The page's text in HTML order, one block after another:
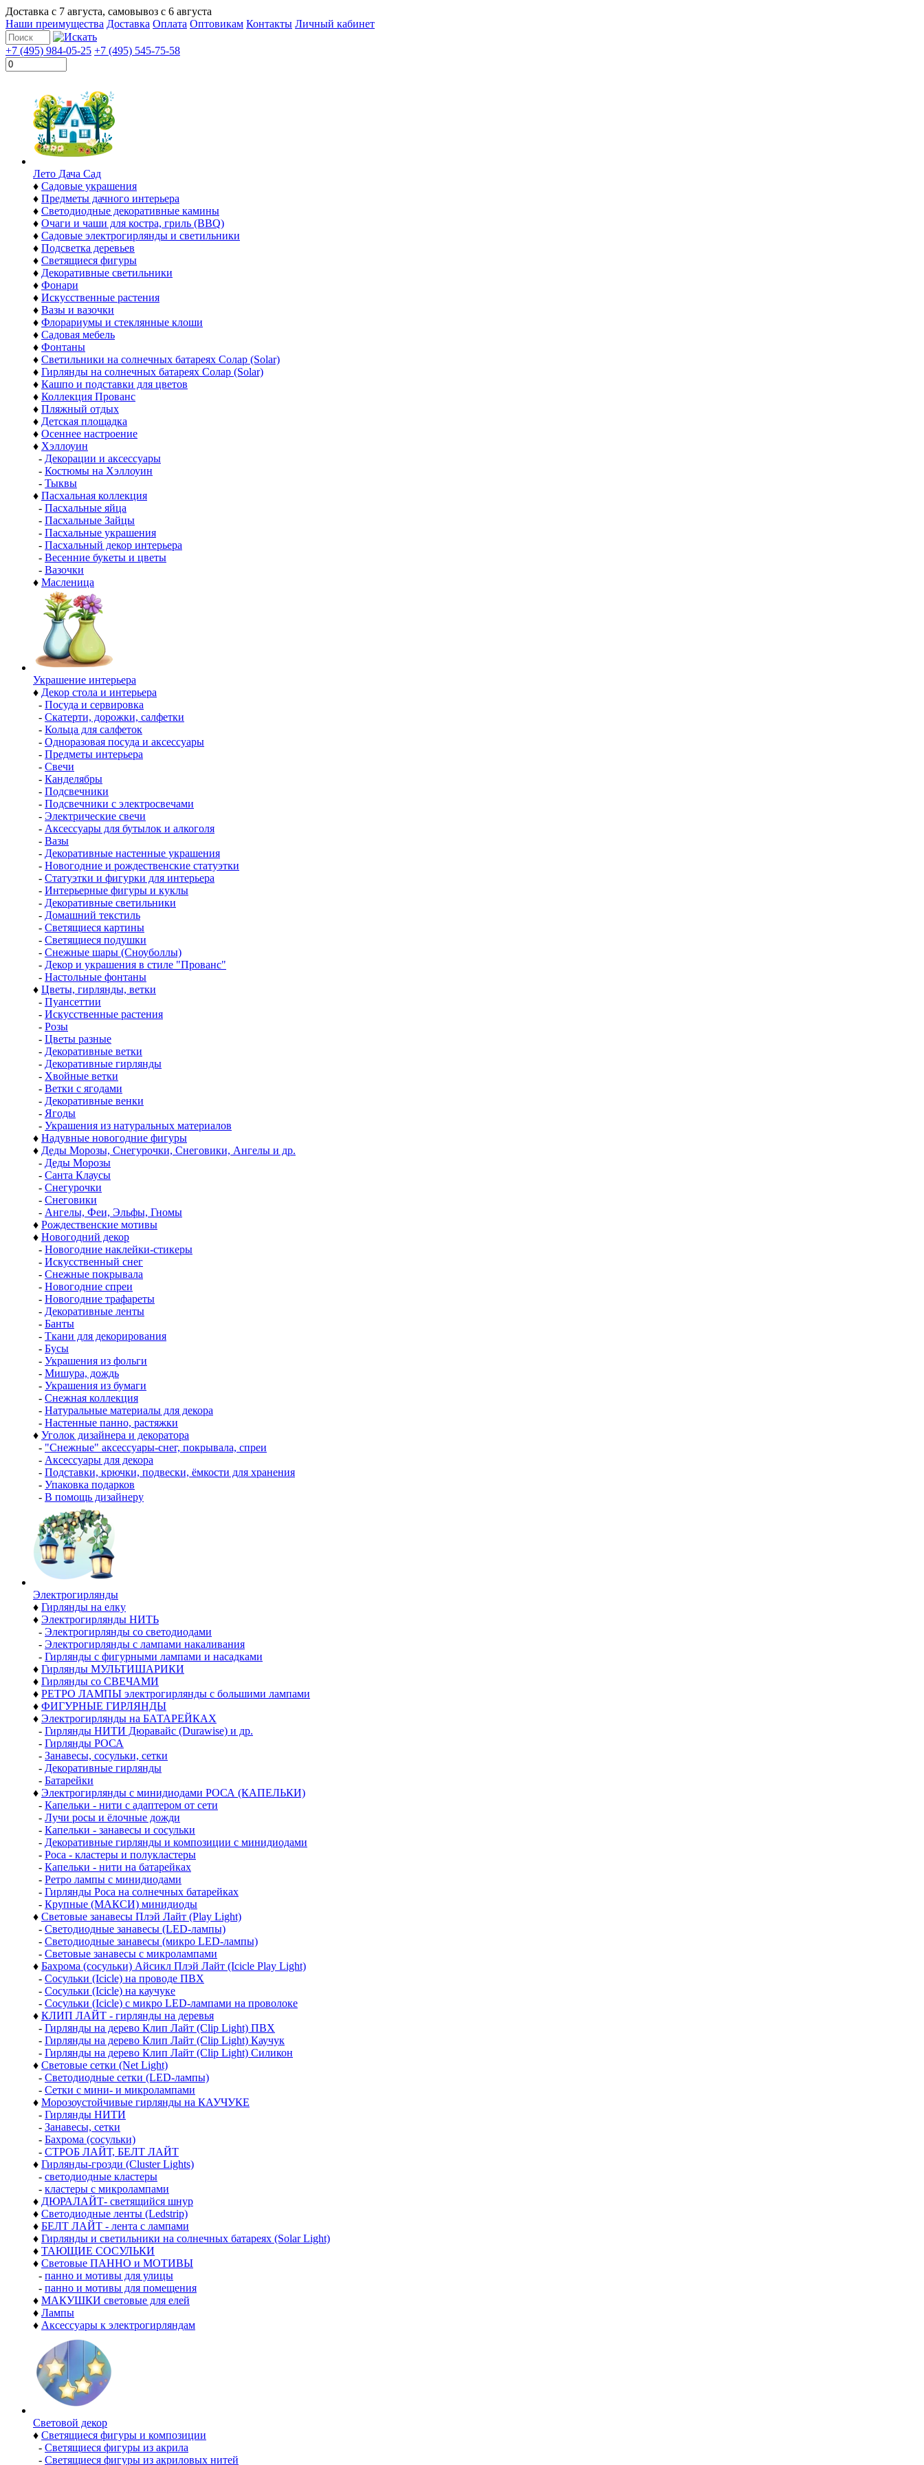
Доставка с 7 августа, самовывоз с 6 августа
Наши преимущества Доставка Оплата Оптовикам Контакты Личный кабинет
+7 (495) 984-05-25 +7 (495) 545-75-58
Лето Дача Сад
♦ Садовые украшения
♦ Предметы дачного интерьера
♦ Светодиодные декоративные камины
♦ Очаги и чаши для костра, гриль (BBQ)
♦ Садовые электрогирлянды и светильники
♦ Подсветка деревьев
♦ Светящиеся фигуры
♦ Декоративные светильники
♦ Фонари
♦ Искусственные растения
♦ Вазы и вазочки
♦ Флорариумы и стеклянные клоши
♦ Садовая мебель
♦ Фонтаны
♦ Светильники на солнечных батареях Солар (Solar)
♦ Гирлянды на солнечных батареях Солар (Solar)
♦ Кашпо и подставки для цветов
♦ Коллекция Прованс
♦ Пляжный отдых
♦ Детская площадка
♦ Осеннее настроение
♦ Хэллоуин
- Декорации и аксессуары
- Костюмы на Хэллоуин
- Тыквы
♦ Пасхальная коллекция
- Пасхальные яйца
- Пасхальные Зайцы
- Пасхальные украшения
- Пасхальный декор интерьера
- Весенние букеты и цветы
- Вазочки
♦ Масленица
Украшение интерьера
♦ Декор стола и интерьера
- Посуда и сервировка
- Скатерти, дорожки, салфетки
- Кольца для салфеток
- Одноразовая посуда и аксессуары
- Предметы интерьера
- Свечи
- Канделябры
- Подсвечники
- Подсвечники с электросвечами
- Электрические свечи
- Аксессуары для бутылок и алкоголя
- Вазы
- Декоративные настенные украшения
- Новогодние и рождественские статуэтки
- Статуэтки и фигурки для интерьера
- Интерьерные фигуры и куклы
- Декоративные светильники
- Домашний текстиль
- Светящиеся картины
- Светящиеся подушки
- Снежные шары (Сноуболлы)
- Декор и украшения в стиле "Прованс"
- Настольные фонтаны
♦ Цветы, гирлянды, ветки
- Пуансеттии
- Искусственные растения
- Розы
- Цветы разные
- Декоративные ветки
- Декоративные гирлянды
- Хвойные ветки
- Ветки с ягодами
- Декоративные венки
- Ягоды
- Украшения из натуральных материалов
♦ Надувные новогодние фигуры
♦ Деды Морозы, Снегурочки, Снеговики, Ангелы и др.
- Деды Морозы
- Санта Клаусы
- Снегурочки
- Снеговики
- Ангелы, Феи, Эльфы, Гномы
♦ Рождественские мотивы
♦ Новогодний декор
- Новогодние наклейки-стикеры
- Искусственный снег
- Снежные покрывала
- Новогодние спреи
- Новогодние трафареты
- Декоративные ленты
- Банты
- Ткани для декорирования
- Бусы
- Украшения из фольги
- Мишура, дождь
- Украшения из бумаги
- Снежная коллекция
- Натуральные материалы для декора
- Настенные панно, растяжки
♦ Уголок дизайнера и декоратора
- "Снежные" аксессуары-снег, покрывала, спреи
- Аксессуары для декора
- Подставки, крючки, подвески, ёмкости для хранения
- Упаковка подарков
- В помощь дизайнеру
Электро­гирлянды
♦ Гирлянды на елку
♦ Электрогирлянды НИТЬ
- Электрогирлянды со светодиодами
- Электрогирлянды с лампами накаливания
- Гирлянды с фигурными лампами и насадками
♦ Гирлянды МУЛЬТИШАРИКИ
♦ Гирлянды со СВЕЧАМИ
♦ РЕТРО ЛАМПЫ электрогирлянды с большими лампами
♦ ФИГУРНЫЕ ГИРЛЯНДЫ
♦ Электрогирлянды на БАТАРЕЙКАХ
- Гирлянды НИТИ Дюравайс (Durawise) и др.
- Гирлянды РОСА
- Занавесы, сосульки, сетки
- Декоративные гирлянды
- Батарейки
♦ Электрогирлянды с минидиодами РОСА (КАПЕЛЬКИ)
- Капельки - нити с адаптером от сети
- Лучи росы и ёлочные дожди
- Капельки - занавесы и сосульки
- Декоративные гирлянды и композиции с минидиодами
- Роса - кластеры и полукластеры
- Капельки - нити на батарейках
- Ретро лампы с минидиодами
- Гирлянды Роса на солнечных батарейках
- Крупные (МАКСИ) минидиоды
♦ Световые занавесы Плэй Лайт (Play Light)
- Светодиодные занавесы (LED-лампы)
- Светодиодные занавесы (микро LED-лампы)
- Световые занавесы с микролампами
♦ Бахрома (сосульки) Айсикл Плэй Лайт (Icicle Play Light)
- Сосульки (Icicle) на проводе ПВХ
- Сосульки (Icicle) на каучуке
- Сосульки (Icicle) с микро LED-лампами на проволоке
♦ КЛИП ЛАЙТ - гирлянды на деревья
- Гирлянды на дерево Клип Лайт (Clip Light) ПВХ
- Гирлянды на дерево Клип Лайт (Clip Light) Каучук
- Гирлянды на дерево Клип Лайт (Clip Light) Силикон
♦ Световые сетки (Net Light)
- Светодиодные сетки (LED-лампы)
- Сетки с мини- и микролампами
♦ Морозоустойчивые гирлянды на КАУЧУКЕ
- Гирлянды НИТИ
- Занавесы, сетки
- Бахрома (сосульки)
- СТРОБ ЛАЙТ, БЕЛТ ЛАЙТ
♦ Гирлянды-грозди (Cluster Lights)
- светодиодные кластеры
- кластеры с микролампами
♦ ДЮРАЛАЙТ- светящийся шнур
♦ Светодиодные ленты (Ledstrip)
♦ БЕЛТ ЛАЙТ - лента с лампами
♦ Гирлянды и светильники на солнечных батареях (Solar Light)
♦ ТАЮЩИЕ СОСУЛЬКИ
♦ Световые ПАННО и МОТИВЫ
- панно и мотивы для улицы
- панно и мотивы для помещения
♦ МАКУШКИ световые для елей
♦ Лампы
♦ Аксессуары к электрогирляндам
Световой декор
♦ Светящиеся фигуры и композиции
- Светящиеся фигуры из акрила
- Светящиеся фигуры из акриловых нитей